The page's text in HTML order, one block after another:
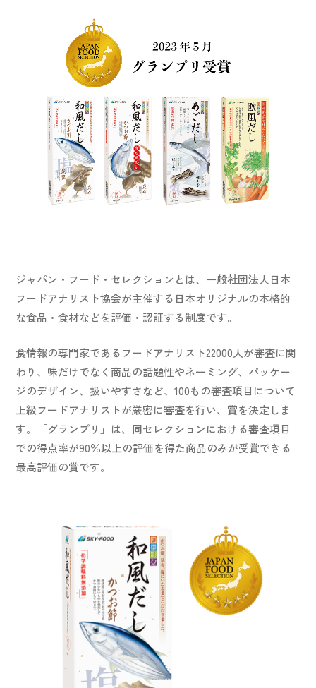
会社案内
商品案内
プロダクトポリシー
レシピ
スカイ・フード通信
取扱店舗情報
ジャパン・フード・セレクションとは、一般社団法人日本
フードアナリスト協会が主催する日本オリジナルの本格的
な食品・食材などを評価・認証する制度です。
食情報の専門家であるフードアナリスト22000人が審査に関
わり、味だけでなく商品の話題性やネーミング、パッケー
ジのデザイン、扱いやすさなど、100もの審査項目について
上級フードアナリストが厳密に審査を行い、賞を決定しま
す。「グランプリ」は、同セレクションにおける審査項目
での得点率が90％以上の評価を得た商品のみが受賞できる
最高評価の賞です。